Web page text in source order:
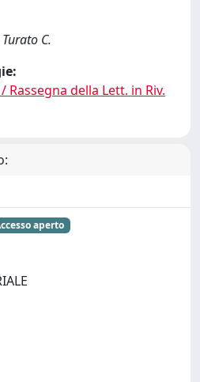
C.
Rassegna della Lett. in Riv.
aperto